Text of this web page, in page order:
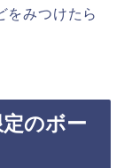
をみつけたら
のボー